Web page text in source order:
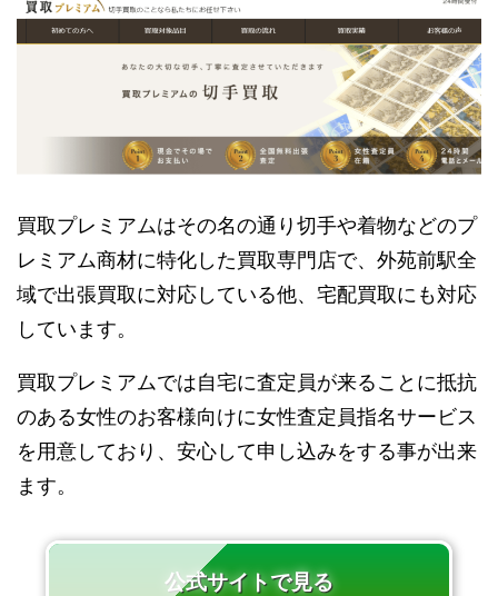
買取プレミアムはその名の通り切手や着物などのプ
レミアム商材に特化した買取専門店で、外苑前駅全
域で出張買取に対応している他、宅配買取にも対応
しています。
買取プレミアムでは自宅に査定員が来ることに抵抗
のある女性のお客様向けに女性査定員指名サービス
を用意しており、安心して申し込みをする事が出来
ます。
公式サイトで見る